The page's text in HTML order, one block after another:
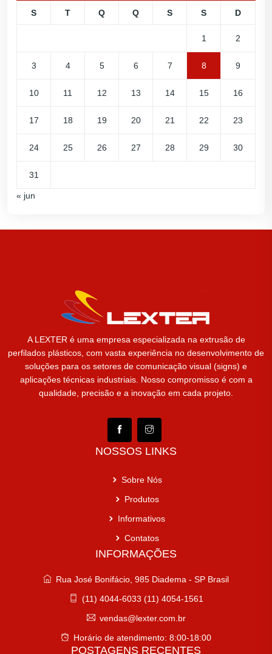
S T Q Q S S D
1 2
3 4 5 6 7 8 9
10 11 12 13 14 15 16
17 18 19 20 21 22 23
24 25 26 27 28 29 30
31
« jun
A LEXTER é uma empresa especializada na extrusão de
perfilados plásticos, com vasta experiência no desenvolvimento de
soluções para os setores de comunicação visual (signs) e
aplicações técnicas industriais. Nosso compromisso é com a
qualidade, precisão e a inovação em cada projeto.
NOSSOS LINKS
Sobre Nós
Produtos
Informativos
Contatos
INFORMAÇÕES
Rua José Bonifácio, 985 Diadema - SP Brasil
(11) 4044-6033 (11) 4054-1561
vendas@lexter.com.br
Horário de atendimento: 8:00-18:00
POSTAGENS RECENTES